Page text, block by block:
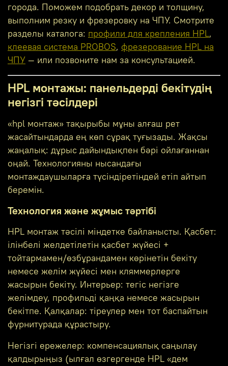
города. Поможем подобрать декор и толщину,
выполним резку и фрезеровку на ЧПУ. Смотрите
разделы каталога: профили для крепления HPL,
клеевая система PROBOS, фрезерование HPL на
ЧПУ — или позвоните нам за консультацией.
HPL монтажы: панельдерді бекітудің
негізгі тәсілдері
«hpl монтаж» тақырыбы мұны алғаш рет
жасайтындарда ең көп сұрақ туғызады. Жақсы
жаңалық: дұрыс дайындықпен бәрі ойлағаннан
оңай. Технологияны нысандағы
монтаждаушыларға түсіндіретіндей етіп айтып
беремін.
Технология және жұмыс тәртібі
HPL монтаж тәсілі міндетке байланысты. Қасбет:
ілінбелі желдетілетін қасбет жүйесі +
тойтармамен/өзбұрандамен көрінетін бекіту
немесе желім жүйесі мен кляммерлерге
жасырын бекіту. Интерьер: тегіс негізге
желімдеу, профильді қаңқа немесе жасырын
бекітпе. Қалқалар: тіреулер мен тот баспайтын
фурнитурада құрастыру.
Негізгі ережелер: компенсациялық саңылау
қалдырыңыз (ылғал өзгергенде HPL «дем